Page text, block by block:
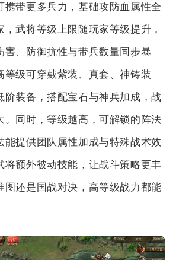
携带更多兵力，基础攻防血属性全
武将等级上限随玩家等级提升，
害、防御抗性与带兵数量同步暴
等级可穿戴紫装、真套、神铸装
阶装备，搭配宝石与神兵加成，战
。同时，等级越高，可解锁的阵法
能提供团队属性加成与特殊战术效
将额外被动技能，让战斗策略更丰
图还是国战对决，高等级战力都能